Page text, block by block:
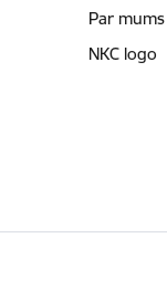
Par mums
NKC logo